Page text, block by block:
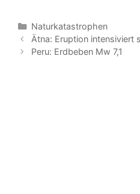
Kategorien
Naturkatastrophen
Ätna: Eruption intensiviert
Peru: Erdbeben Mw 7,1